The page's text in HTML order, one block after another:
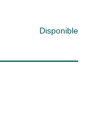
Disponible